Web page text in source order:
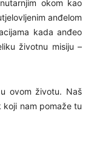
okom kao
anđelom
kada anđeo
životnu misiju –
ovom životu. Naš
nam pomaže tu